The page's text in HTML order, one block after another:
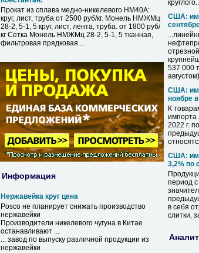
Прокат из сплава медно-никелевого НМ40А:
круг, лист, труба от 2500 руб/кг. Монель НМЖМц
28-2, 5-1, 5 круг, лист, лента, труба. от 1800 руб/
кг Сетка Монель НМЖМц 28-2, 5-1, 5 тканная,
фильтровая прядковая...
Информация
Нержавейка круг цена
Posco не планирует снижать производство
нержавейки
Производители никелевого чугуна в Китае
останавливают ...
... завод по выпуску различной продукции из
нержавейки
США:
отрезной
537 000
США:
ноябре
К
импорта
2022 г.
США:
3,2% по
период с
в себя
слитки,